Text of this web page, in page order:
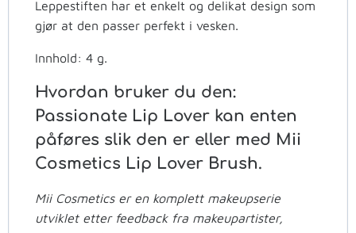
Leppestiften har et enkelt og delikat design som
gjør at den passer perfekt i vesken.
Innhold: 4 g.
Hvordan bruker du den:
Passionate Lip Lover kan enten
påføres slik den er eller med Mii
Cosmetics Lip Lover Brush.
Mii Cosmetics er en komplett makeupserie
utviklet etter feedback fra makeupartister,